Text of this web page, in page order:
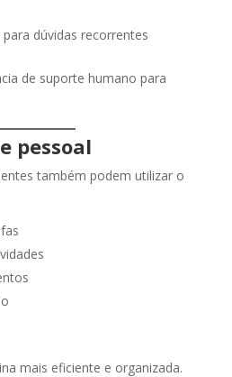
dúvidas recorrentes
de suporte humano para
pessoal
também podem utilizar o
mais eficiente e organizada.